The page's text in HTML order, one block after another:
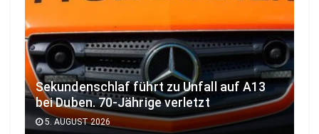
Sekundenschlaf führt zu Unfall auf A13
bei Duben. 70-Jährige verletzt
5. AUGUST 2026